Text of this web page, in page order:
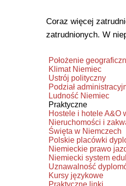
Coraz więcej
zatrudnionych. W
Położenie
Klimat Niemiec
Ustrój polityczny
Podział
Ludność Niemiec
Praktyczne
Hostele i hotele A&O
Nieruchomości i
Święta w Niemczech
Polskie placówki
Niemieckie prawo
Niemiecki system
Uznawalność
Kursy językowe
Praktyczne linki